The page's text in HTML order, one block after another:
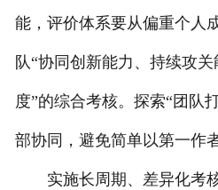
能，评价体系要从偏重个人
队“协同创新能力、持续攻
度”的综合考核。探索“团队
部协同，避免简单以第一作
实施长周期、差异化考核